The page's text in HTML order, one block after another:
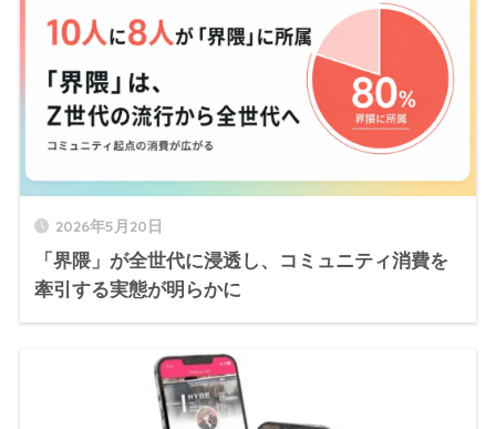
2026年5月20日
「界隈」が全世代に浸透し、コミュニティ消費を
牽引する実態が明らかに